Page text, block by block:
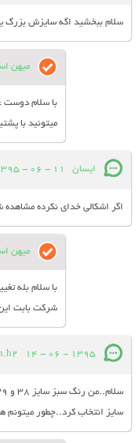
سلام ببخشید اگه سایزش بزرگ
میهن
با سلام دوست
میتونید با
ایسان 11 - 06 - 1395
اگر اشکالی خدای نکرده
میهن
با سلام بله
شرکت بابت
14 - 06 - 1395
سایز انتخاب کرد..چطور میتونم